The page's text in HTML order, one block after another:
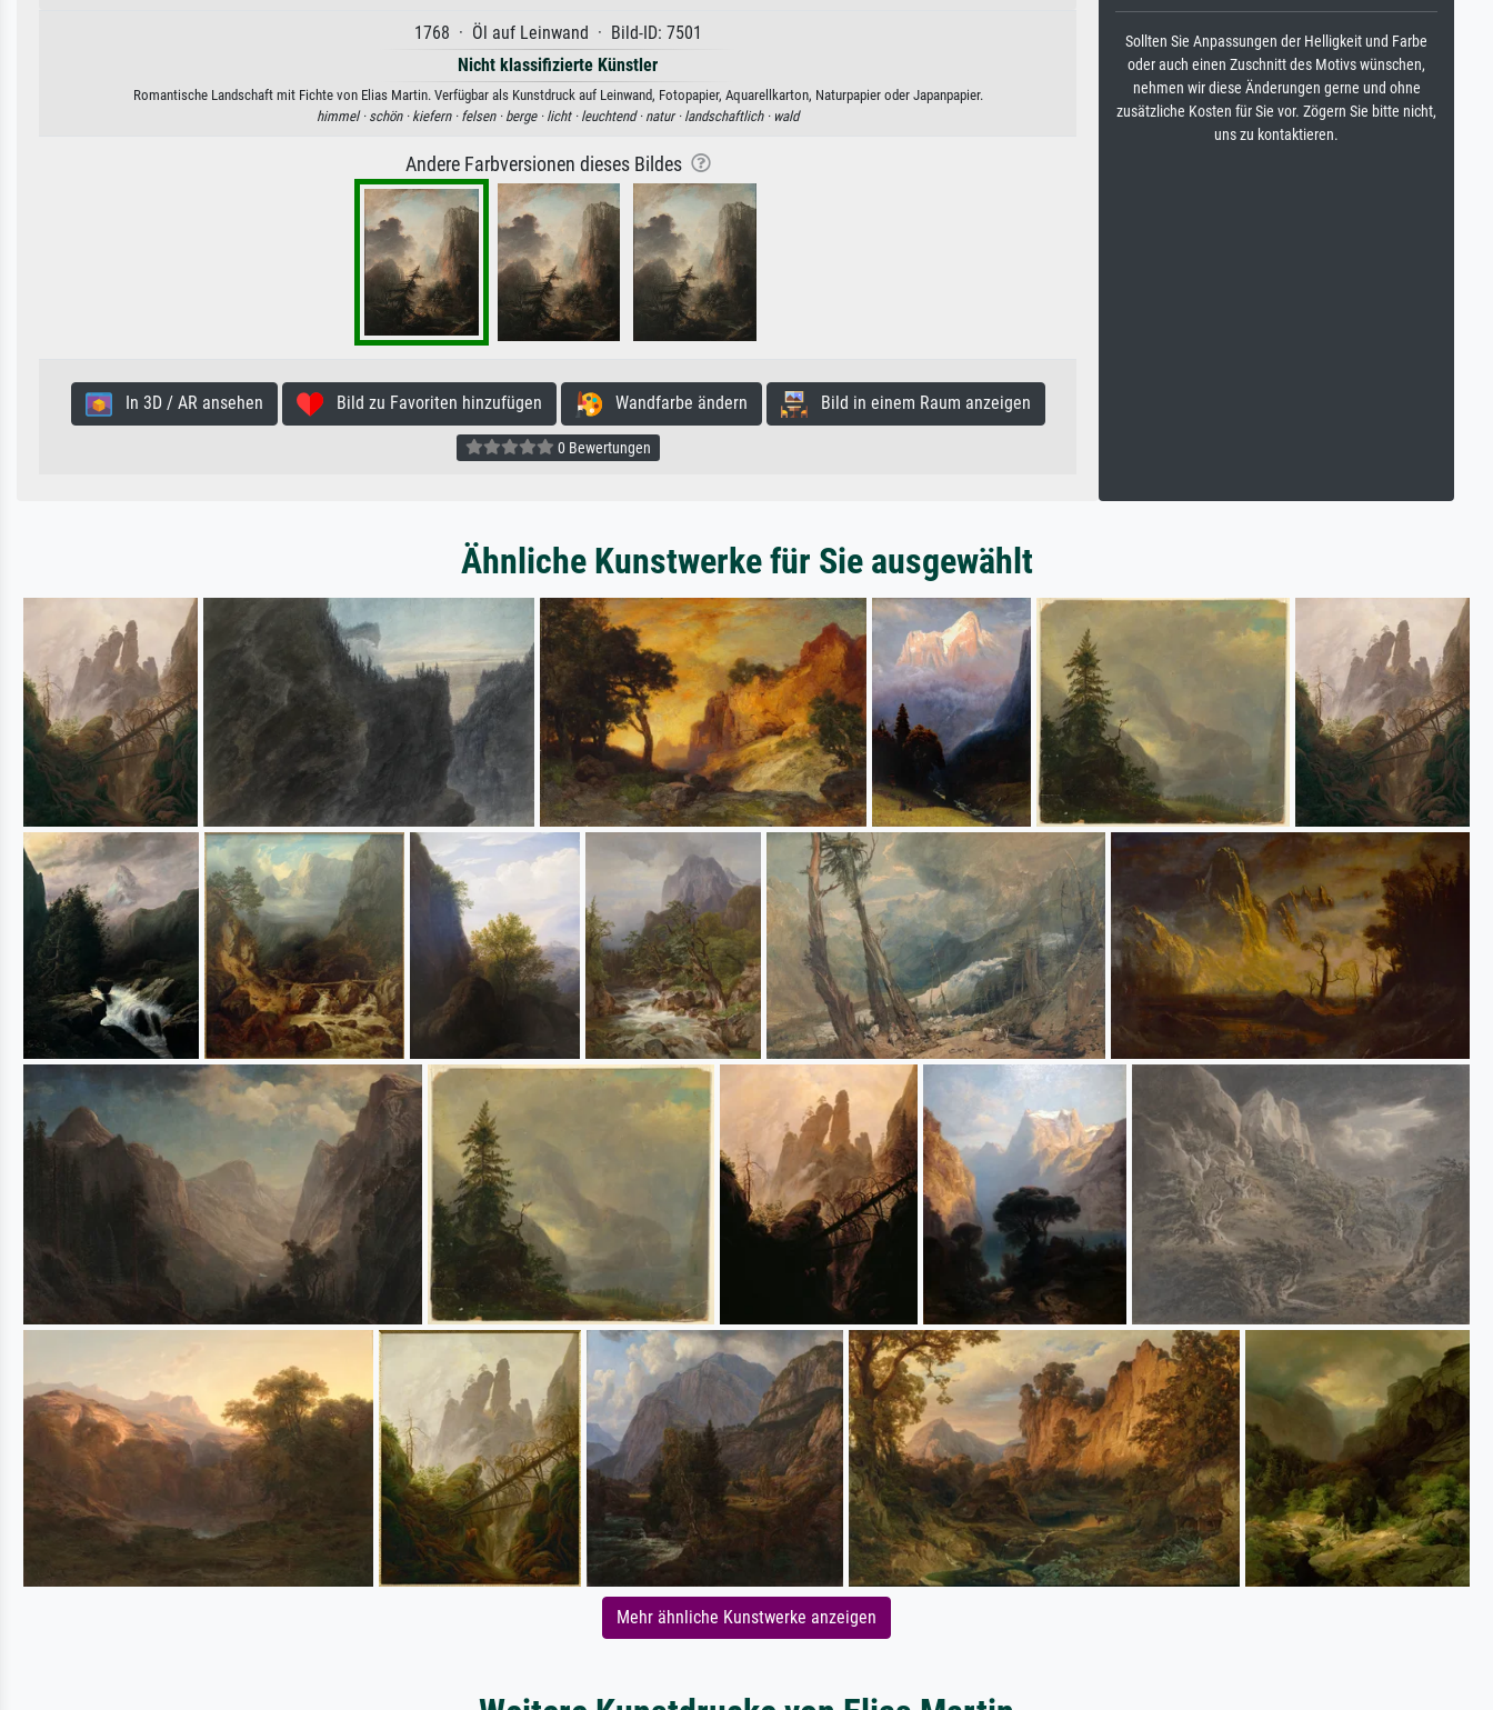
1768 · Öl auf Leinwand · Bild-ID: 7501
Nicht klassifizierte Künstler
Romantische Landschaft mit Fichte von Elias Martin. Verfügbar als Kunstdruck auf Leinwand, Fotopapier, Aquarellkarton, Naturpapier oder Japanpapier.
himmel · schön · kiefern · felsen · berge · licht · leuchtend · natur · landschaftlich · wald
Andere Farbversionen dieses Bildes
In 3D / AR ansehen Bild zu Favoriten hinzufügen Wandfarbe ändern Bild in einem Raum anzeigen
0 Bewertungen
Sollten Sie Anpassungen der Helligkeit und Farbe
oder auch einen Zuschnitt des Motivs wünschen,
nehmen wir diese Änderungen gerne und ohne
zusätzliche Kosten für Sie vor. Zögern Sie bitte nicht,
uns zu kontaktieren.
Ähnliche Kunstwerke für Sie ausgewählt
Mehr ähnliche Kunstwerke anzeigen